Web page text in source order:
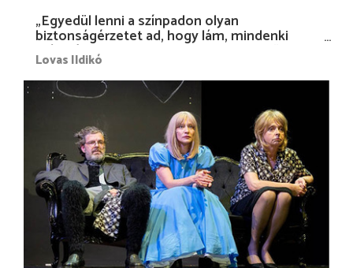
„Egyedül lenni a színpadon olyan
biztonságérzetet ad, hogy lám, mindenki
más nélkül is megvagyok magammal…”
Lovas Ildikó